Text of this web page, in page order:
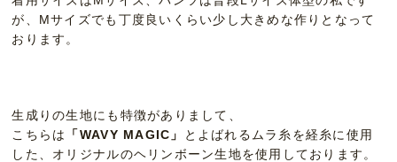
が、Mサイズでも丁度良いくらい少し大きめな作りとなって
おります。
生成りの生地にも特徴がありまして、
こちらは
「WAVY MAGIC」
とよばれるムラ糸を経糸に使用
した、オリジナルのヘリンボーン生地を使用しております。